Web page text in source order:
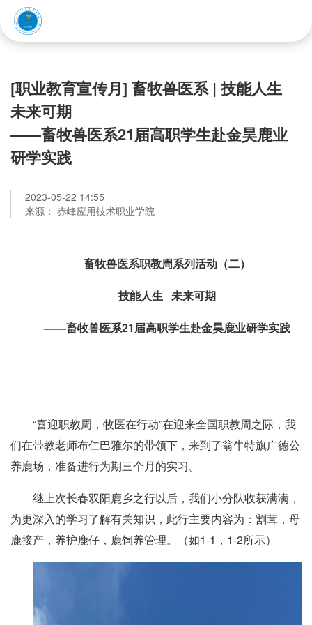
[职业教育宣传月] 畜牧兽医系 | 技能人生
未来可期
——畜牧兽医系21届高职学生赴金昊鹿业
研学实践
2023-05-22 14:55
来源： 赤峰应用技术职业学院
畜牧兽医系职教周系列活动（二）
技能人生 未来可期
——畜牧兽医系21届高职学生赴金昊鹿业研学实践
“喜迎职教周，牧医在行动”在迎来全国职教周之际，我
们在带教老师布仁巴雅尔的带领下，来到了翁牛特旗广德公
养鹿场，准备进行为期三个月的实习。
继上次长春双阳鹿乡之行以后，我们小分队收获满满，
为更深入的学习了解有关知识，此行主要内容为：割茸，母
鹿接产，养护鹿仔，鹿饲养管理。（如1-1，1-2所示）